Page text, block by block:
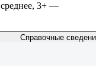
3+ —
Справочные